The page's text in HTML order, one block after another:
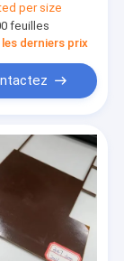
à la
per size
feuilles
derniers prix